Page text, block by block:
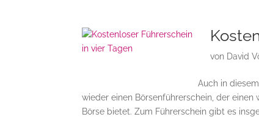
von David
Auch in
wieder einen Börsenführerschein, der
Börse bietet. Zum Führerschein gibt es